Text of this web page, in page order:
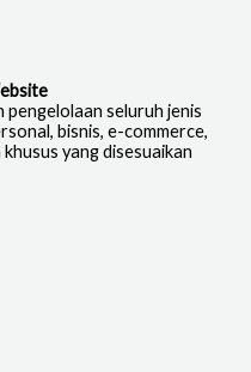
pengelolaan seluruh jenis
bisnis, e-commerce,
yang disesuaikan